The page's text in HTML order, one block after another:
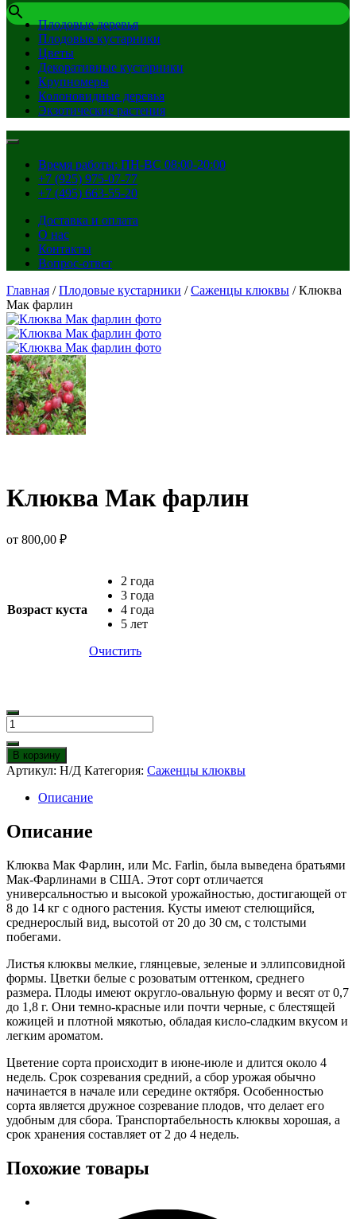
Плодовые деревья
Плодовые кустарники
Цветы
Декоративные кустарники
Крупномеры
Колоновидные деревья
Экзотические растения
Время работы: ПН-ВС 08:00-20:00
+7 (925) 975-07-77
+7 (495) 663-55-20
Доставка и оплата
О нас
Контакты
Вопрос-ответ
Главная /Плодовые кустарники /Саженцы клюквы / Клюква
Мак фарлин
Клюква Мак фарлин
от 800,00 ₽
Возраст куста
2 года
3 года
4 года
5 лет
Очистить
Количество
товара
Клюква
Мак
фарлин
В корзину
Артикул: Н/Д Категория: Саженцы клюквы
Описание
Описание
Клюква Мак Фарлин, или Mc. Farlin, была выведена братьями
Мак-Фарлинами в США. Этот сорт отличается
универсальностью и высокой урожайностью, достигающей от
8 до 14 кг с одного растения. Кусты имеют стелющийся,
среднерослый вид, высотой от 20 до 30 см, с толстыми
побегами.
Листья клюквы мелкие, глянцевые, зеленые и эллипсовидной
формы. Цветки белые с розоватым оттенком, среднего
размера. Плоды имеют округло-овальную форму и весят от 0,7
до 1,8 г. Они темно-красные или почти черные, с блестящей
кожицей и плотной мякотью, обладая кисло-сладким вкусом и
легким ароматом.
Цветение сорта происходит в июне-июле и длится около 4
недель. Срок созревания средний, а сбор урожая обычно
начинается в начале или середине октября. Особенностью
сорта является дружное созревание плодов, что делает его
удобным для сбора. Транспортабельность клюквы хорошая, а
срок хранения составляет от 2 до 4 недель.
Похожие товары